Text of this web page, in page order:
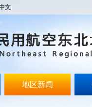
文
地区新闻